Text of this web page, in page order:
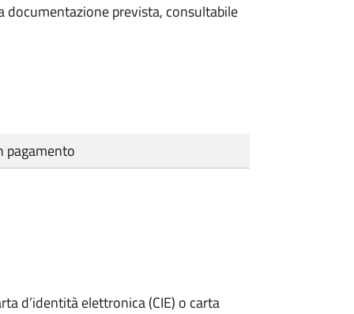
prevista, consultabile
pagamento
d’identità elettronica (CIE) o carta